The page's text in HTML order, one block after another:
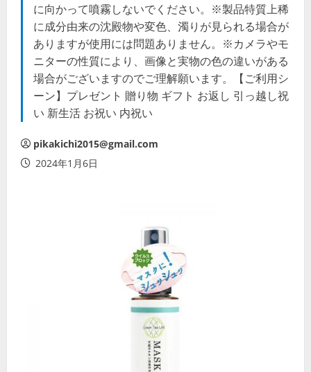
に向かって噴霧しないでください。※製品特質上稀
に成分由来の沈殿物や変色、濁りが見られる場合が
ありますが使用には問題ありません。※カメラやモ
ニターの性質により、画像と実物の色の違いがある
場合がございますのでご理解願います。【ご利用シ
ーン】プレゼント 贈り物 ギフト お返し 引っ越し祝
い 新生活 お祝い 内祝い
pikakichi2015@gmail.com
2024年1月6日